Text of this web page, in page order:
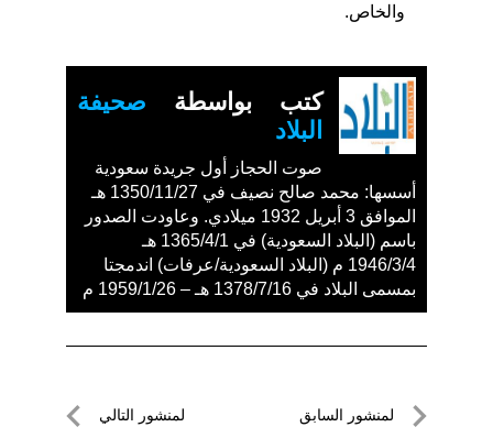
والخاص.
كتب بواسطة صحيفة
البلاد
صوت الحجاز أول جريدة سعودية
أسسها: محمد صالح نصيف في 1350/11/27 هـ
الموافق 3 أبريل 1932 ميلادي. وعاودت الصدور
باسم (البلاد السعودية) في 1365/4/1 هـ
1946/3/4 م (البلاد السعودية/عرفات) اندمجتا
بمسمى البلاد في 1378/7/16 هـ – 1959/1/26 م
تصفّحلمنشور السابق لمنشور التالي